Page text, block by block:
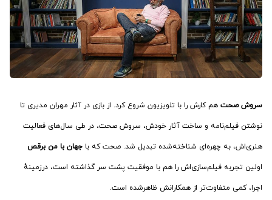
سروش صحت هم کارش را با تلویزیون شروع کرد. از بازی در آثار مهران مدیری تا
نوشتن فیلم‌نامه و ساخت آثار خودش، سروش صحت، در طی سال‌های فعالیت
هنری‌اش، به چهره‌ای شناخته‌شده تبدیل شد. صحت که با جهان با من برقص
اولین تجربه فیلم‌سازی‌اش را هم با موفقیت پشت سر گذاشته است، درزمینهٔ
اجرا، کمی متفاوت‌تر از همکارانش ظاهرشده است.